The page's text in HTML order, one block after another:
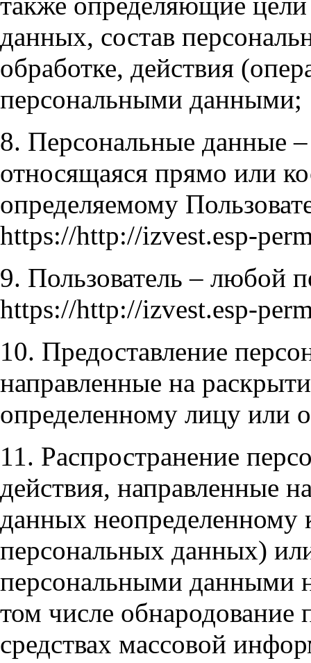
данных, состав
обработке, действия
персональными данными;
8. Персональные данные
относящаяся прямо или
определяемому
https://http://izvest.esp-
9. Пользователь – любой
https://http://izvest.esp-
10. Предоставление
направленные на
определенному лицу или
11. Распространение
действия, направленные
данных неопределенному
персональных данных)
персональными данными
том числе
средствах массовой